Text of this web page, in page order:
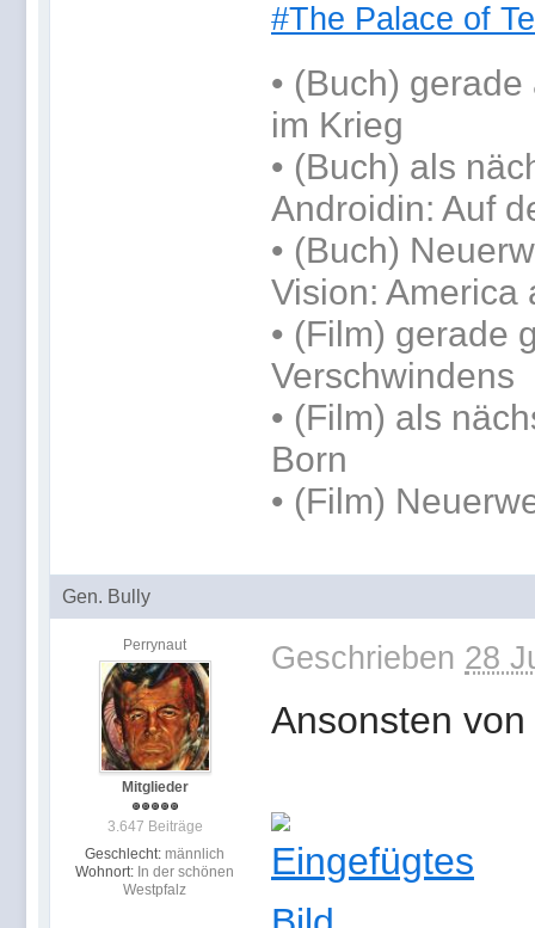
#The Palace of
• (Buch) gerade
im Krieg
• (Buch) als
Androidin: Auf
• (Buch)
Vision: America
• (Film) gerade
Verschwindens
• (Film) als
Born
• (Film)
Gen. Bully
Perrynaut
Mitglieder
3.647 Beiträge
Geschlecht: männlich
Wohnort: In der schönen
Westpfalz
Geschrieben 28
Ansonsten